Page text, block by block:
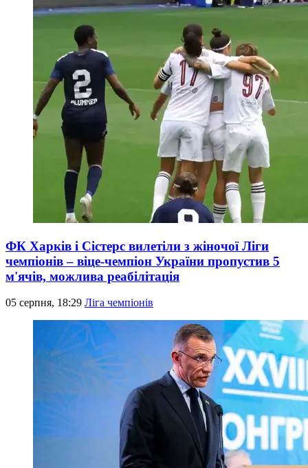
ФК Харків і Сістерс вилетіли з жіночої Ліги
чемпіонів – віце-чемпіон України пропустив 5
м'ячів, можлива реабілітація
05 серпня, 18:29 Ліга чемпіонів